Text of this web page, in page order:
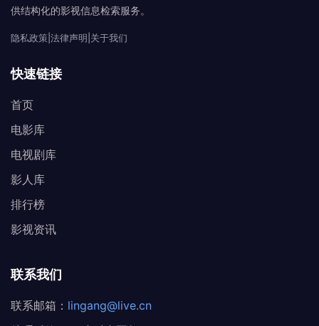
供结构化的影视信息检索服务。
隐私政策 法律声明 关于我们
快速链接
首页
电影库
电视剧库
影人库
排行榜
影视资讯
联系我们
联系邮箱： lingang@live.cn